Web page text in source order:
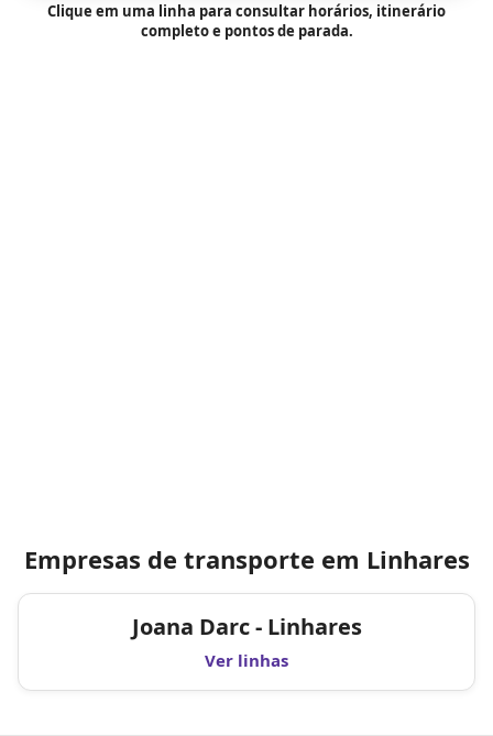
Clique em uma linha para consultar horários, itinerário
completo e pontos de parada.
Empresas de transporte em Linhares
Joana Darc - Linhares
Ver linhas